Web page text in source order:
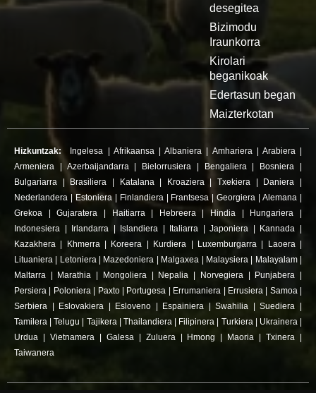
desegitea
Bizimodu
Iraunkorra
Kirolari
beganikoak
Edertasun began
Maizterkotan
Hizkuntzak: Ingelesa Afrikaansa|Albaniera Amhariera| Arabiera|
Armeniera
Azerbaijandarra| Bielorrusiera Bengaliera| Bosniera
Bulgariarra
Brasiliera Katalana| Kroaziera|Txekiera Daniera
Nederlandera | Estoniera| Finlandiera| Frantsesa |Georgiera |Alemana
Grekoa |Gujaratera Haitiarra| Hebreera| Hindia Hungariera
Indonesiera
Irlandarra Islandiera Italiarra |Japoniera Kannada
Kazakhera
Khmerra| Koreera Kurdiera Luxemburgarra| Laoera|
Lituaniera
Letoniera| Mazedoniera Malgaxea Malaysiera| Malayalam|
Maltarra
Marathia Mongoliera| Nepalia Norvegiera| Punjabera
Persiera
Poloniera| Paxto| Portugesa Errumaniera Errusiera| Samoa|
Serbiera
Eslovakiera Esloveno Espainiera |Swahilia |Suediera
Tamilera |Telugu Tajikera| Thailandiera| Filipinera Turkiera| Ukrainera|
Urdua
Vietnamera| Galesa| Zuluera| Hmong Maoria |Txinera
Taiwanera